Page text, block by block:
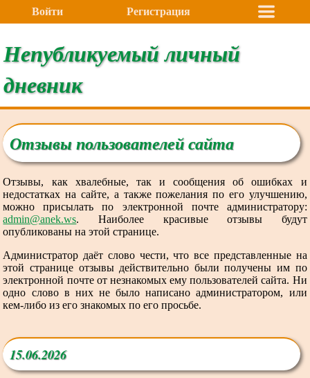
Непубликуемый личный
дневник
Войти Регистрация
Отзывы пользователей сайта
Отзывы, как хвалебные, так и сообщения об ошибках и
недостатках на сайте, а также пожелания по его улучшению,
можно присылать по электронной почте администратору:
admin@anek.ws. Наиболее красивые отзывы будут
опубликованы на этой странице.
Администратор даёт слово чести, что все представленные на
этой странице отзывы действительно были получены им по
электронной почте от незнакомых ему пользователей сайта. Ни
одно слово в них не было написано администратором, или
кем-либо из его знакомых по его просьбе.
15.06.2026